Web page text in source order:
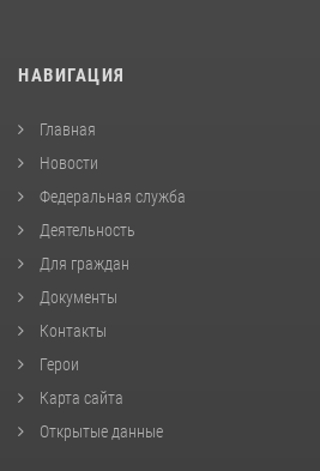
НАВИГАЦИЯ
Главная
Новости
Федеральная служба
Деятельность
Для граждан
Документы
Контакты
Герои
Карта сайта
Открытые данные